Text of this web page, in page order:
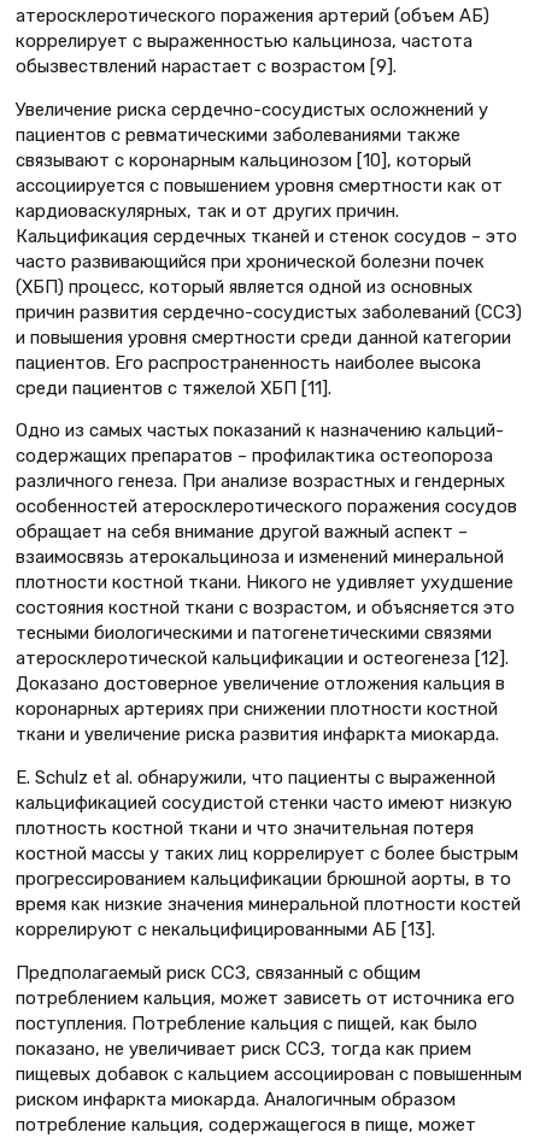
атеросклеротического поражения артерий (объем АБ)
коррелирует с выраженностью кальциноза, частота
обызвествлений нарастает с возрастом [9].
Увеличение риска сердечно-сосудистых осложнений у
пациентов с ревматическими заболеваниями также
связывают с коронарным кальцинозом [10], который
ассоциируется с повышением уровня смертности как от
кардиоваскулярных, так и от других причин.
Кальцификация сердечных тканей и стенок сосудов – это
часто развивающийся при хронической болезни почек
(ХБП) процесс, который является одной из основных
причин развития сердечно-сосудистых заболеваний (ССЗ)
и повышения уровня смертности среди данной категории
пациентов. Его распространенность наиболее высока
среди пациентов с тяжелой ХБП [11].
Одно из самых частых показаний к назначению кальций-
содержащих препаратов – профилактика остеопороза
различного генеза. При анализе возрастных и гендерных
особенностей атеросклеротического поражения сосудов
обращает на себя внимание другой важный аспект –
взаимосвязь атерокальциноза и изменений минеральной
плотности костной ткани. Никого не удивляет ухудшение
состояния костной ткани с возрастом, и объясняется это
тесными биологическими и патогенетическими связями
атеросклеротической кальцификации и остеогенеза [12].
Доказано достоверное увеличение отложения кальция в
коронарных артериях при снижении плотности костной
ткани и увеличение риска развития инфаркта миокарда.
Е. Schulz et al. обнаружили, что пациенты с выраженной
кальцификацией сосудистой стенки часто имеют низкую
плотность костной ткани и что значительная потеря
костной массы у таких лиц коррелирует с более быстрым
прогрессированием кальцификации брюшной аорты, в то
время как низкие значения минеральной плотности костей
коррелируют с некальцифицированными АБ [13].
Предполагаемый риск ССЗ, связанный с общим
потреблением кальция, может зависеть от источника его
поступления. Потребление кальция с пищей, как было
показано, не увеличивает риск ССЗ, тогда как прием
пищевых добавок с кальцием ассоциирован с повышенным
риском инфаркта миокарда. Аналогичным образом
потребление кальция, содержащегося в пище, может